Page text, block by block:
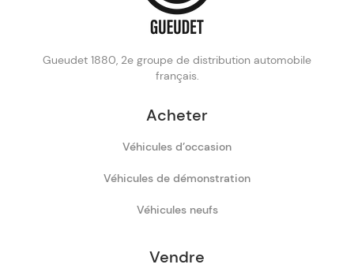
Gueudet 1880, 2e groupe de distribution automobile
français.
Acheter
Véhicules d’occasion
Véhicules de démonstration
Véhicules neufs
Vendre